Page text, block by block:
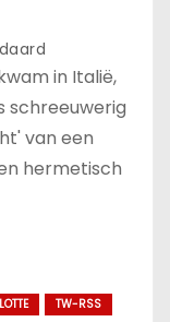
in Italië,
schreeuwerig
van een
hermetisch
TW-RSS